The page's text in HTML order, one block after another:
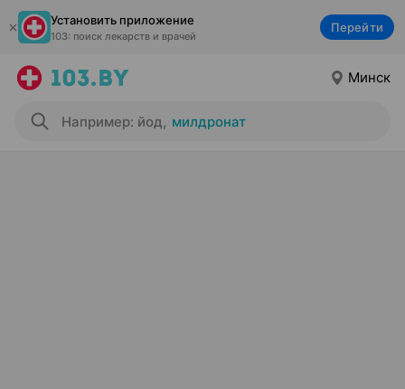
Установить приложение
103: поиск лекарств и врачей
Перейти
Минск
Например: йод, милдронат